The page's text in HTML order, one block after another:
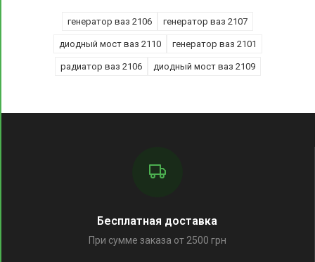
генератор ваз 2106 генератор ваз 2107
диодный мост ваз 2110 генератор ваз 2101
радиатор ваз 2106 диодный мост ваз 2109
Бесплатная доставка
При сумме заказа от 2500 грн